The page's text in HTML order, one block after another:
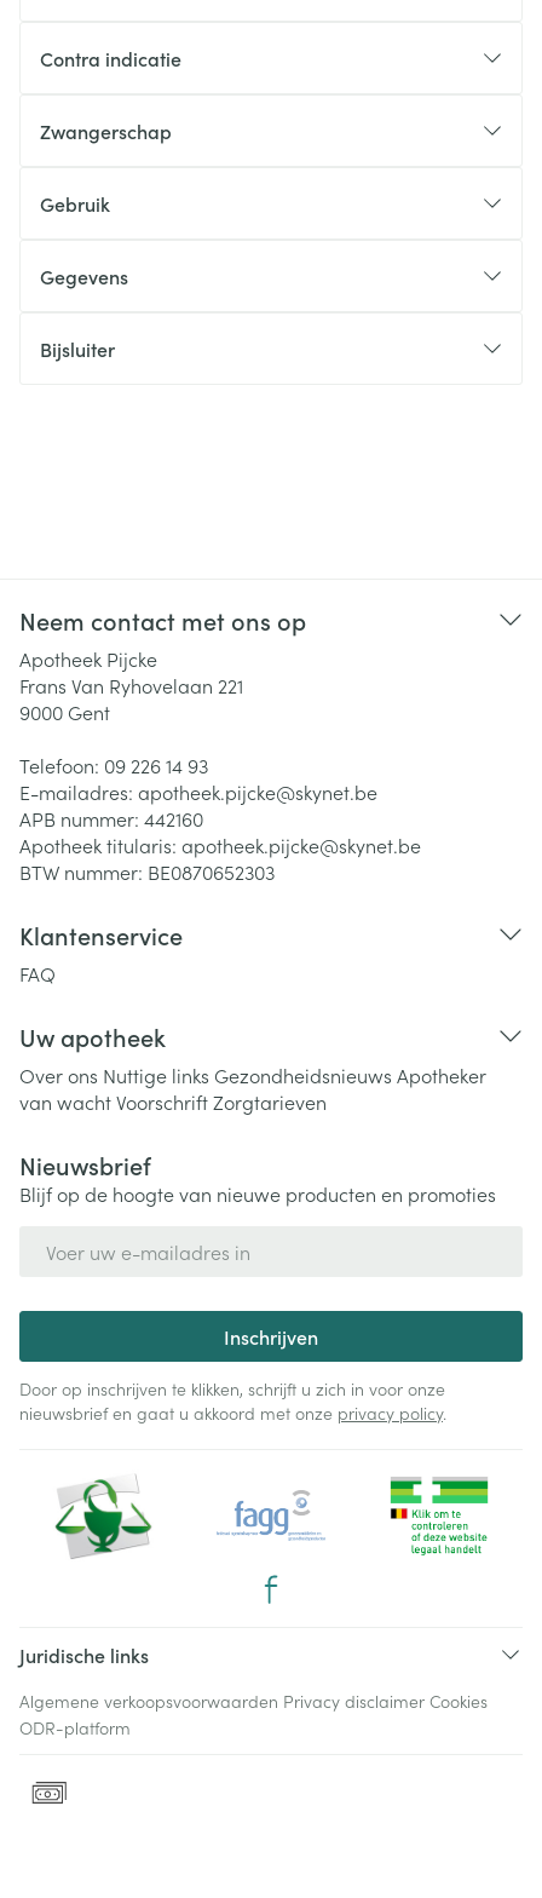
Contra indicatie
Zwangerschap
Gebruik
Gegevens
Bijsluiter
Neem contact met ons op
Apotheek Pijcke
Frans Van Ryhovelaan 221
9000 Gent
Telefoon: 09 226 14 93
E-mailadres: apotheek.pijcke@skynet.be
APB nummer: 442160
Apotheek titularis: apotheek.pijcke@skynet.be
BTW nummer: BE0870652303
Klantenservice
FAQ
Uw apotheek
Over ons Nuttige links Gezondheidsnieuws Apotheker
van wachtVoorschriftZorgtarieven
Nieuwsbrief
Blijf op de hoogte van nieuwe producten en promoties
Inschrijven
Door op inschrijven te klikken, schrijft u zich in voor onze
nieuwsbrief en gaat u akkoord met onze privacy policy.
Juridische links
Algemene verkoopsvoorwaarden Privacy disclaimer Cookies
ODR-platform